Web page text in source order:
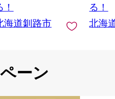
！
海道釧路市
る！
北海
ーン